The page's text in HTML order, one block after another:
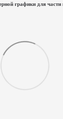
графики для части